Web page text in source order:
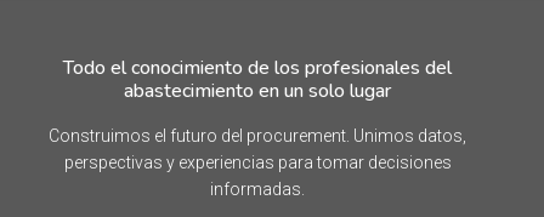
Todo el conocimiento de los profesionales del
abastecimiento en un solo lugar
Construimos el futuro del procurement. Unimos datos,
perspectivas y experiencias para tomar decisiones
informadas.